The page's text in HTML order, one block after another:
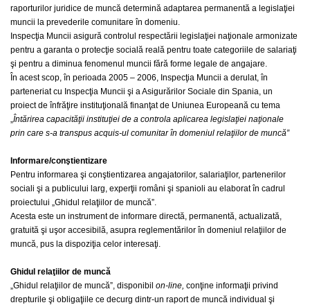
raporturilor juridice de muncă determină adaptarea permanentă a legislaţiei
muncii la prevederile comunitare în domeniu.
Inspecţia Muncii asigură controlul respectării legislaţiei naţionale armonizate
pentru a garanta o protecţie socială reală pentru toate categoriile de salariaţi
şi pentru a diminua fenomenul muncii fără forme legale de angajare.
În acest scop, în perioada 2005 – 2006, Inspecţia Muncii a derulat, în
parteneriat cu Inspecţia Muncii şi a Asigurărilor Sociale din Spania, un
proiect de înfrăţire instituţională finanţat de Uniunea Europeană cu tema
Întărirea capacităţii instituţiei de a controla aplicarea legislaţiei naţionale
prin care s-a transpus acquis-ul comunitar în domeniul relaţiilor de muncă”
Informare/conştientizare
Pentru informarea şi conştientizarea angajatorilor, salariaţilor, partenerilor
sociali şi a publicului larg, experţii români şi spanioli au elaborat în cadrul
proiectului „Ghidul relaţiilor de muncă”.
Acesta este un instrument de informare directă, permanentă, actualizată,
gratuită şi uşor accesibilă, asupra reglementărilor în domeniul relaţiilor de
muncă, pus la dispoziţia celor interesaţi.
Ghidul relaţiilor de muncă
„Ghidul relaţiilor de muncă”, disponibil on-line, conţine informaţii privind
drepturile şi obligaţiile ce decurg dintr-un raport de muncă individual şi